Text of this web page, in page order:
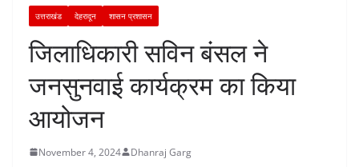
उत्तराखंड देहरादून शासन प्रशासन
जिलाधिकारी सविन बंसल ने
जनसुनवाई कार्यक्रम का किया
आयोजन
November 4, 2024 Dhanraj Garg